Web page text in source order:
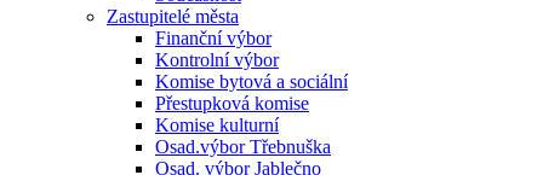
Zastupitelé města
Finanční výbor
Kontrolní výbor
Komise bytová a sociální
Přestupková komise
Komise kulturní
Osad.výbor Třebnuška
Osad. výbor Jablečno